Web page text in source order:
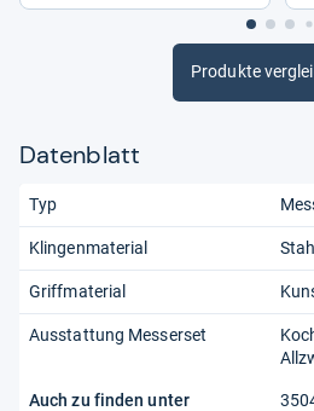
Produkte
Datenblatt
Typ
Klingenmaterial Stahl
Griffmaterial
Ausstattung Messerset
Auch zu finden unter